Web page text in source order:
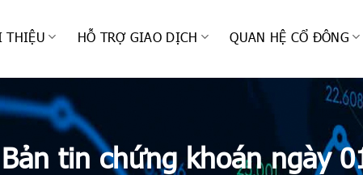
THIỆU HỖ TRỢ GIAO DỊCH QUAN HỆ CỔ ĐÔNG
tin chứng khoán ngày